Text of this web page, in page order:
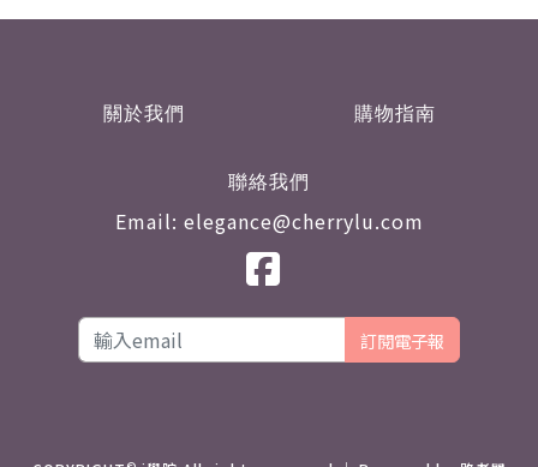
關於我們 購物指南
聯絡我們
Email: elegance@cherrylu.com
訂閱電子報